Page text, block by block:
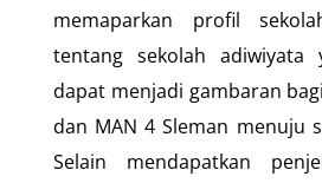
memaparkan profil
tentang sekolah adiwiyata
dapat menjadi gambaran
dan MAN 4 Sleman menuju
Selain mendapatkan